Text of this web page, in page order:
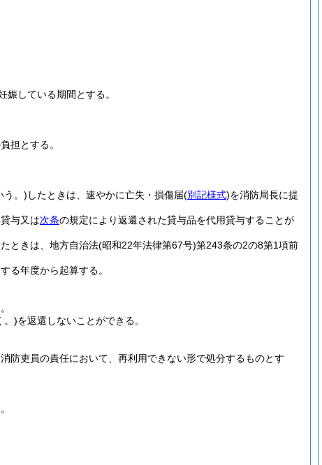
娠している期間とする。
担とする。
う。) したときは、速やかに亡失・損傷届(別記様式)を消防局長に提
与又は次条の規定により返還された貸与品を代用貸与することが
ときは、地方自治法(昭和22年法律第67号)第243条の2の8第1項前
る年度から起算する。
。)を返還しないことができる。
防吏員の責任において、再利用できない形で処分するものとす